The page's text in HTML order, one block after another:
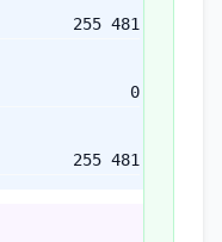
255 481
0
255 481